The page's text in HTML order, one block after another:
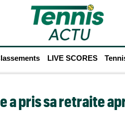
LIVE SCORES
a pris sa retraite